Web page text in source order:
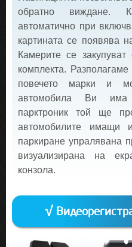
обратно виждане.
автоматично при
картината се появява
Камерите се
комплекта.
повечето марки и
автомобила Ви има
парктроник той ще
автомобилите имащи
паркиране упралявана
визуализирана на
конзола.
√